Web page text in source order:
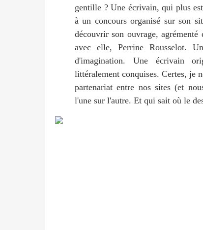
gentille ? Une écrivain, qui plus
à un concours organisé sur son
découvrir son ouvrage,
avec elle, Perrine Rousselot.
d'imagination. Une écrivain
littéralement conquises. Certes, je
partenariat entre nos sites (et
l'une sur l'autre. Et qui sait où le